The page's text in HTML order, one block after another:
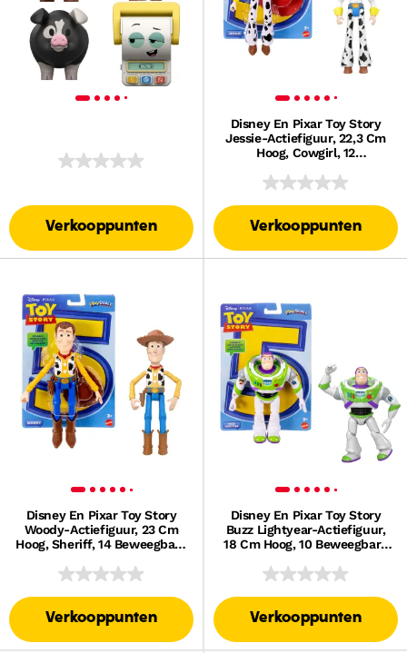
Verkooppunten
Disney En Pixar Toy Story
Jessie-Actiefiguur, 22,3 Cm
Hoog, Cowgirl, 12
Speelgoedschaal
Verkooppunten
Disney En Pixar Toy Story
Woody-Actiefiguur, 23 Cm
Hoog, Sheriff, 14 Beweegbare
Verkooppunten
Disney En Pixar Toy Story
Buzz Lightyear-Actiefiguur,
18 Cm Hoog, 10 Beweegbare
Verkooppunten